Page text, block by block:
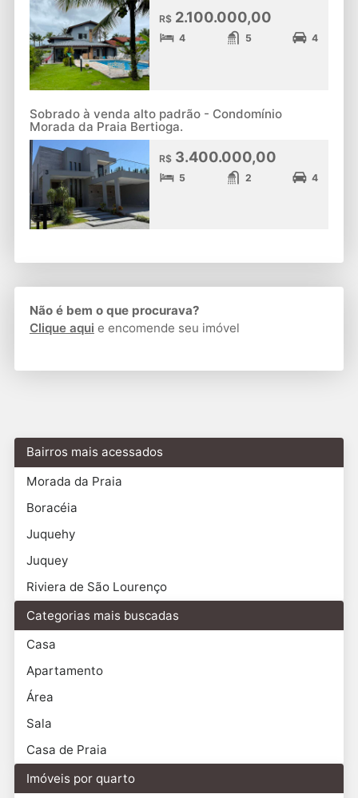
R$2.100.000,00
4 5 4
Sobrado à venda alto padrão - Condomínio
Morada da Praia Bertioga.
R$3.400.000,00
5 2 4
Não é bem o que procurava?
Clique aqui e encomende seu imóvel
Bairros mais acessados
Morada da Praia
Boracéia
Juquehy
Juquey
Riviera de São Lourenço
Categorias mais buscadas
Casa
Apartamento
Área
Sala
Casa de Praia
Imóveis por quarto